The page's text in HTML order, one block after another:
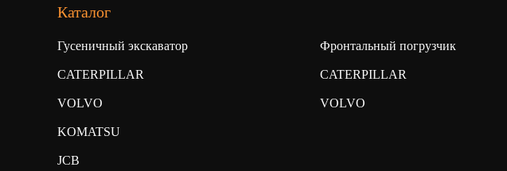
Каталог
Гусеничный экскаватор
CATERPILLAR
VOLVO
KOMATSU
JCB
Фронтальный погрузчик
CATERPILLAR
VOLVO